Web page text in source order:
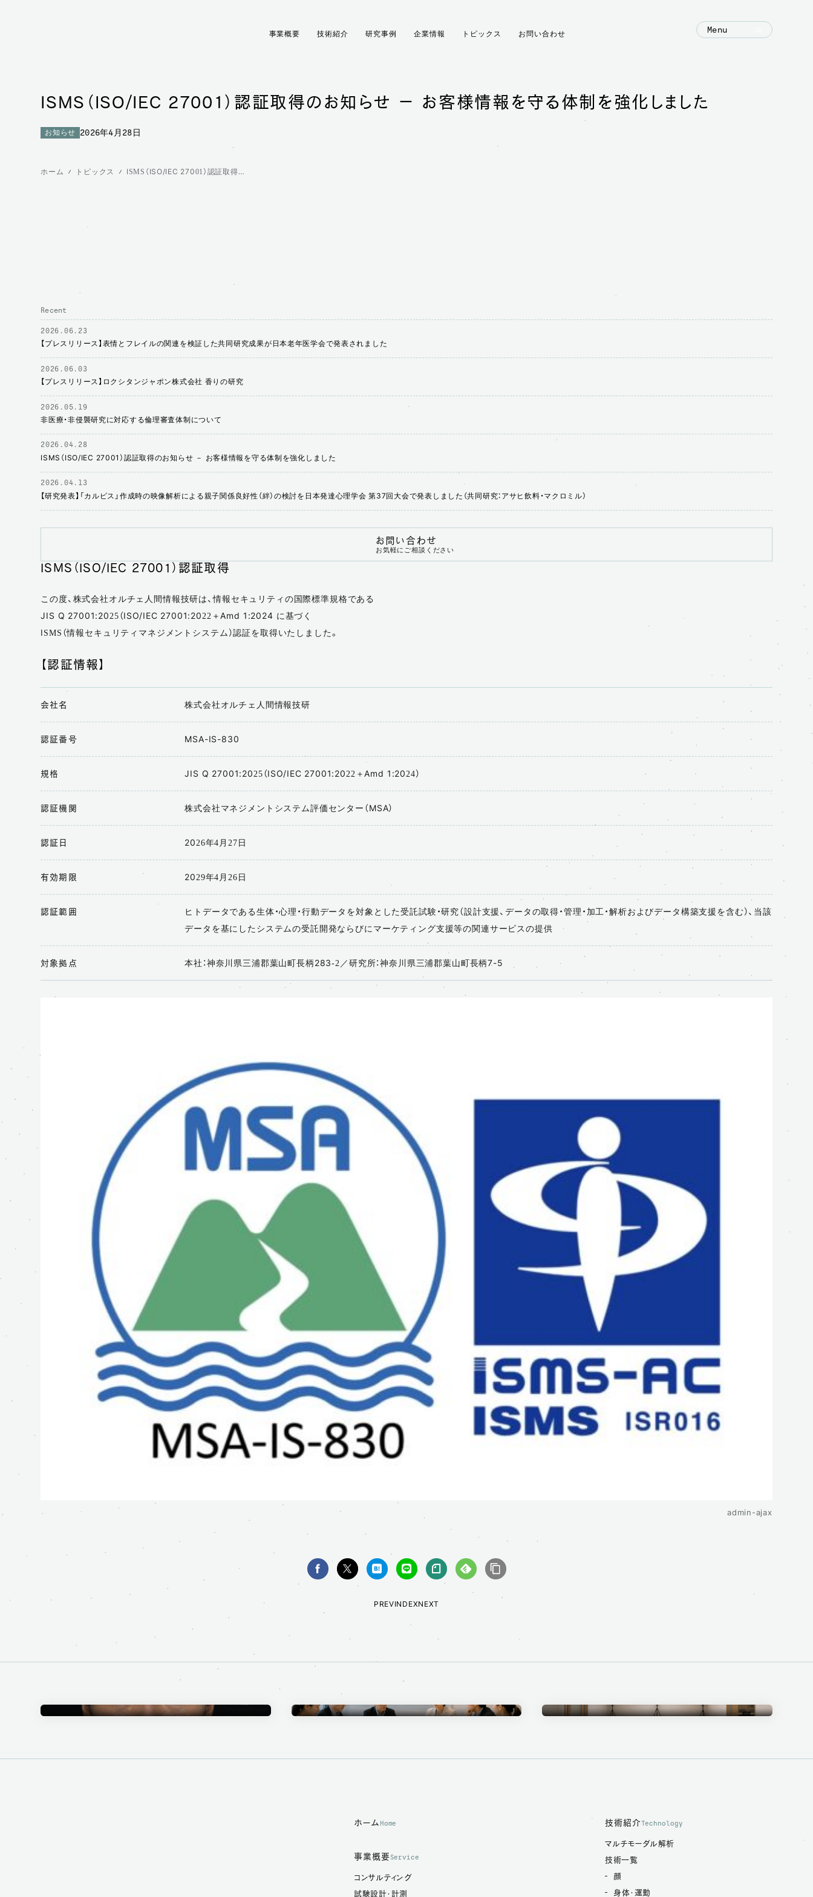
事業概要 技術紹介 研究事例 企業情報 トピックス お問い合わせ Menu
ISMS（ISO/IEC 27001）認証取得のお知らせ － お客様情報を守る体制を強化しました
お知らせ 2026年4月28日
ホーム トピックス ISMS（ISO/IEC 27001）認証取得のお知らせ － お客様情報を守る体制を強化しました
Recent
2026.06.23
【プレスリリース】表情とフレイルの関連を検証した共同研究成果が日本老年医学会で発表されました
2026.06.03
【プレスリリース】ロクシタンジャポン株式会社 香りの研究
2026.05.19
非医療・非侵襲研究に対応する倫理審査体制について
2026.04.28
ISMS（ISO/IEC 27001）認証取得のお知らせ － お客様情報を守る体制を強化しました
2026.04.13
【研究発表】「カルピス」作成時の映像解析による親子関係良好性（絆）の検討を日本発達心理学会 第37回大会で発表しました（共同研究：アサヒ飲料・マクロミル）
お問い合わせ
お気軽にご相談ください
ISMS（ISO/IEC 27001）認証取得
この度、株式会社オルチェ人間情報技研は、情報セキュリティの国際標準規格である
JIS Q 27001:2025（ISO/IEC 27001:2022＋Amd 1:2024 に基づく
ISMS（情報セキュリティマネジメントシステム）認証を取得いたしました。
【認証情報】
会社名 株式会社オルチェ人間情報技研
認証番号 MSA-IS-830
規格 JIS Q 27001:2025（ISO/IEC 27001:2022＋Amd 1:2024）
認証機関 株式会社マネジメントシステム評価センター（MSA）
認証日 2026年4月27日
有効期限 2029年4月26日
認証範囲
ヒトデータである生体・心理・行動データを対象とした受託試験・研究（設計支援、データの取得・管理・加工・解析およびデータ構築支援を含む）、当該
データを基にしたシステムの受託開発ならびにマーケティング支援等の関連サービスの提供
対象拠点 本社：神奈川県三浦郡葉山町長柄283-2／研究所：神奈川県三浦郡葉山町長柄7-5
admin-ajax
PREVINDEXNEXT
ホーム Home
事業概要Service
コンサルティング
試験設計・計測
技術紹介Technology
マルチモーダル解析
技術一覧
顔
身体・運動